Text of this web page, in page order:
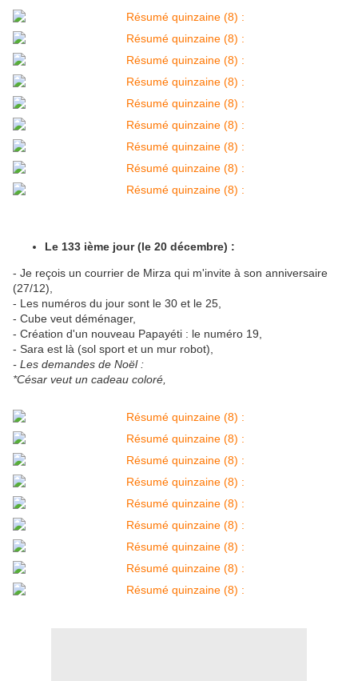
Le 133 ième jour (le 20 décembre) :
- Je reçois un courrier de Mirza qui m'invite à son anniversaire
(27/12),
- Les numéros du jour sont le 30 et le 25,
- Cube veut déménager,
- Création d'un nouveau Papayéti : le numéro 19,
- Sara est là (sol sport et un mur robot),
- Les demandes de Noël :
*César veut un cadeau coloré,